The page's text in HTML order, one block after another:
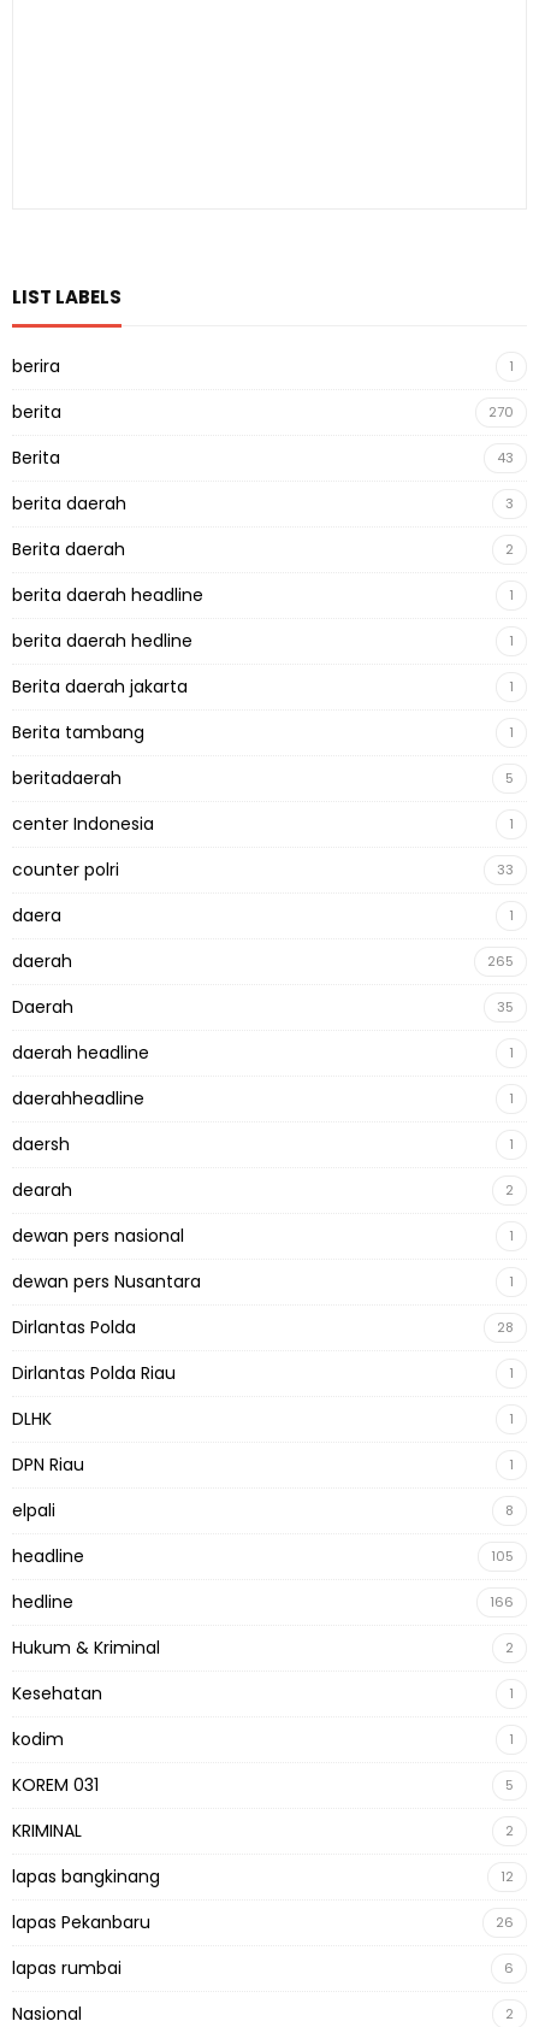
LIST LABELS
berira 1
berita 270
Berita 43
berita daerah 3
Berita daerah 2
berita daerah headline 1
berita daerah hedline 1
Berita daerah jakarta 1
Berita tambang 1
beritadaerah 5
center Indonesia 1
counter polri 33
daera 1
daerah 265
Daerah 35
daerah headline 1
daerahheadline 1
daersh 1
dearah 2
dewan pers nasional 1
dewan pers Nusantara 1
Dirlantas Polda 28
Dirlantas Polda Riau 1
DLHK 1
DPN Riau 1
elpali 8
headline 105
hedline 166
Hukum & Kriminal 2
Kesehatan 1
kodim 1
KOREM 031 5
KRIMINAL 2
lapas bangkinang 12
lapas Pekanbaru 26
lapas rumbai 6
Nasional 2